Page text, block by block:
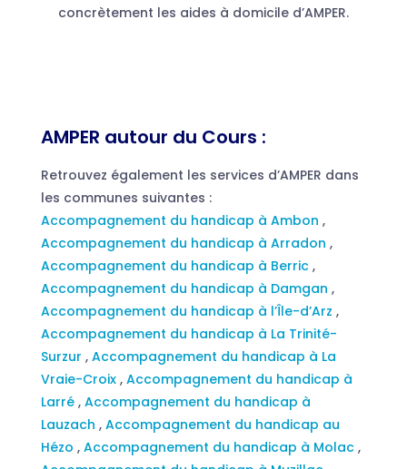
concrètement les aides à domicile d’AMPER.
AMPER autour du Cours :
Retrouvez également les services d’AMPER dans
les communes suivantes :
Accompagnement du handicap à Ambon ,
Accompagnement du handicap à Arradon ,
Accompagnement du handicap à Berric ,
Accompagnement du handicap à Damgan ,
Accompagnement du handicap à l’Île-d’Arz ,
Accompagnement du handicap à La Trinité-
Surzur , Accompagnement du handicap à La
Vraie-Croix , Accompagnement du handicap à
Larré , Accompagnement du handicap à
Lauzach , Accompagnement du handicap au
Hézo , Accompagnement du handicap à Molac ,